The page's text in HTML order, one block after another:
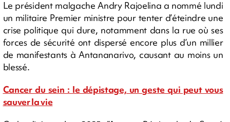
Le président malgache Andry Rajoelina a nommé lundi
un militaire Premier ministre pour tenter d’éteindre une
crise politique qui dure, notamment dans la rue où ses
forces de sécurité ont dispersé encore plus d’un millier
de manifestants à Antananarivo, causant au moins un
blessé.
Cancer du sein : le dépistage, un geste qui peut vous
sauver la vie